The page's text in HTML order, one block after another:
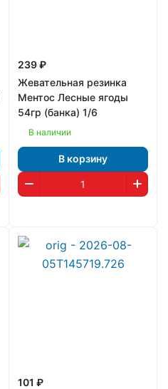
239 ₽
Жевательная резинка
Ментос Лесные ягоды
54гр (банка) 1/6
В наличии
В корзину
101 ₽